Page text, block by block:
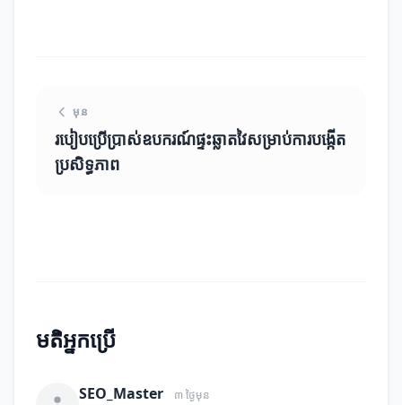
មុន
របៀបប្រើប្រាស់ឧបករណ៍ផ្ទះឆ្លាតវៃសម្រាប់ការបង្កើត
ប្រសិទ្ធភាព
មតិអ្នកប្រើ
SEO_Master ៣ ថ្ងៃមុន